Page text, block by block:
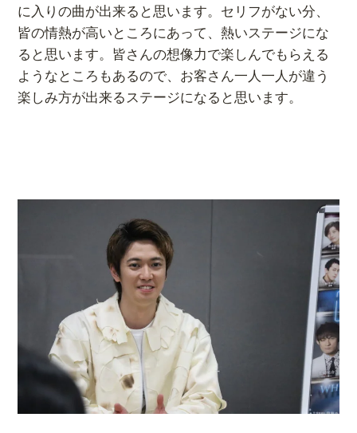
に入りの曲が出来ると思います。セリフがない分、
皆の情熱が高いところにあって、熱いステージにな
ると思います。皆さんの想像力で楽しんでもらえる
ようなところもあるので、お客さん一人一人が違う
楽しみ方が出来るステージになると思います。